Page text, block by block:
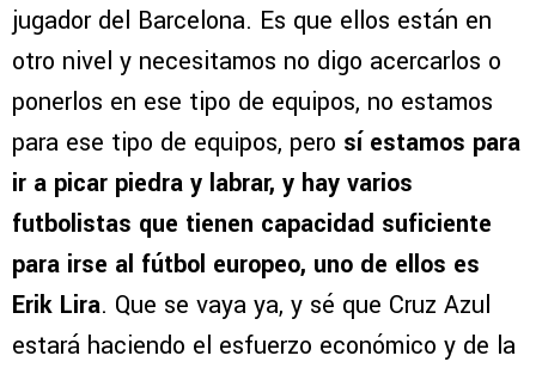
jugador del Barcelona. Es que ellos están en
otro nivel y necesitamos no digo acercarlos o
ponerlos en ese tipo de equipos, no estamos
para ese tipo de equipos, pero sí estamos para
ir a picar piedra y labrar, y hay varios
futbolistas que tienen capacidad suficiente
para irse al fútbol europeo, uno de ellos es
Erik Lira. Que se vaya ya, y sé que Cruz Azul
estará haciendo el esfuerzo económico y de la